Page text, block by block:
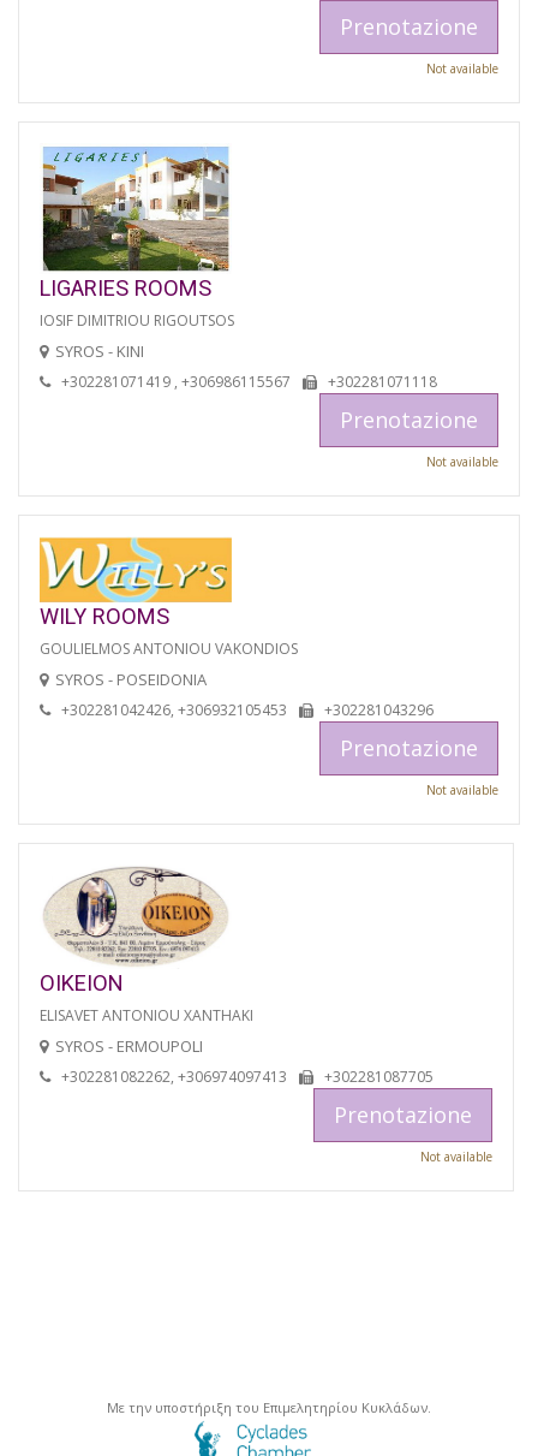
Prenotazione
Not available
LIGARIES ROOMS
IOSIF DIMITRIOU RIGOUTSOS
SYROS - KINI
+302281071419 , +306986115567 +302281071118
Prenotazione
Not available
WILY ROOMS
GOULIELMOS ANTONIOU VAKONDIOS
SYROS - POSEIDONIA
+302281042426, +306932105453 +302281043296
Prenotazione
Not available
OIKEION
ELISAVET ANTONIOU XANTHAKI
SYROS - ERMOUPOLI
+302281082262, +306974097413 +302281087705
Prenotazione
Not available
Με την υποστήριξη του Επιμελητηρίου Κυκλάδων.